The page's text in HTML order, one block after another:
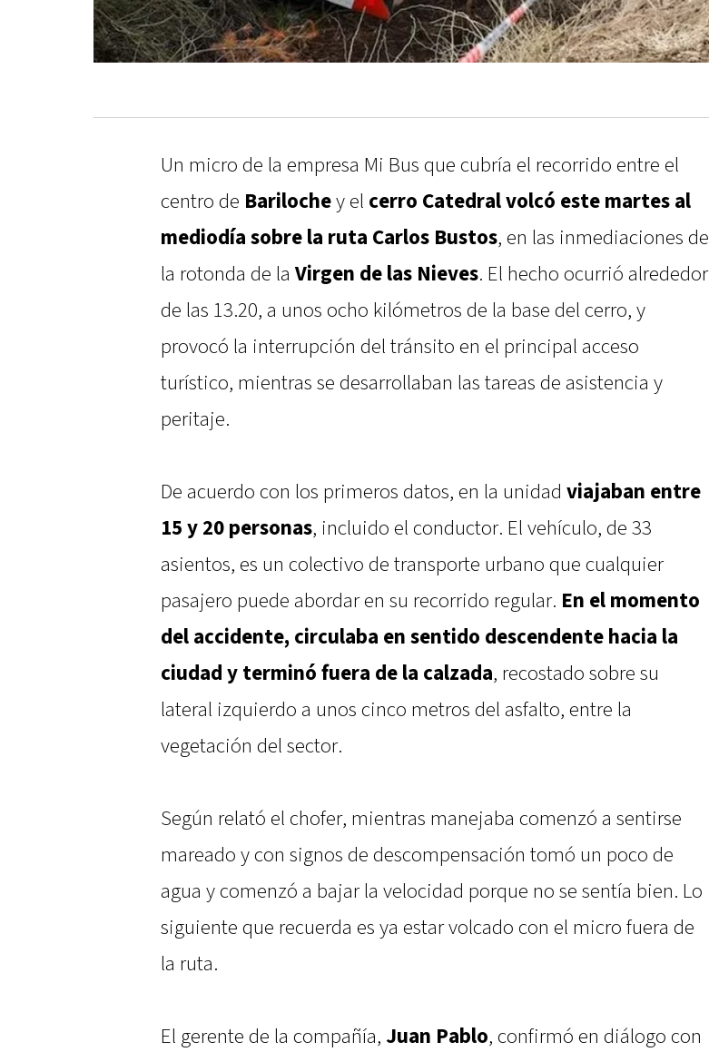
Un micro de la empresa Mi Bus que cubría el recorrido entre el
centro de Barilochey el cerro Catedralvolcó este martes al
mediodía sobre la ruta Carlos Bustos, en las inmediaciones de
la rotonda de la Virgen de las Nieves. El hecho ocurrió alrededor
de las 13.20, a unos ocho kilómetros de la base del cerro, y
provocó la interrupción del tránsito en el principal acceso
turístico, mientras se desarrollaban las tareas de asistencia y
peritaje.
De acuerdo con los primeros datos, en la unidad viajaban entre
15 y 20 personas, incluido el conductor. El vehículo, de 33
asientos, es un colectivo de transporte urbano que cualquier
pasajero puede abordar en su recorrido regular. En el momento
del accidente, circulaba en sentido descendente hacia la
ciudad y terminó fuera de la calzada, recostado sobre su
lateral izquierdo a unos cinco metros del asfalto, entre la
vegetación del sector.
Según relató el chofer, mientras manejaba comenzó a sentirse
mareado y con signos de descompensación tomó un poco de
agua y comenzó a bajar la velocidad porque no se sentía bien. Lo
siguiente que recuerda es ya estar volcado con el micro fuera de
la ruta.
El gerente de la compañía, Juan Pablo, confirmó en diálogo con